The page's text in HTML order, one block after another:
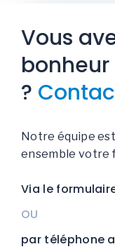
Vous
?
Notre équipe
ensemble votre
Via le
OU
par téléphone